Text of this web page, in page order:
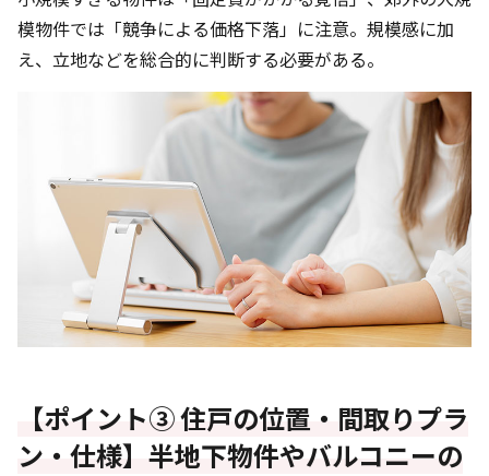
模物件では「競争による価格下落」に注意。規模感に加
え、立地などを総合的に判断する必要がある。
【ポイント③ 住戸の位置・間取りプラ
ン・仕様】半地下物件やバルコニーの